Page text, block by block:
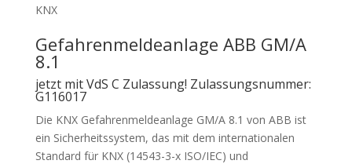
KNX
Gefahrenmeldeanlage ABB GM/A
8.1
jetzt mit VdS C Zulassung! Zulassungsnummer:
G116017
Die KNX Gefahrenmeldeanlage GM/A 8.1 von ABB ist
ein Sicherheitssystem, das mit dem internationalen
Standard für KNX (14543-3-x ISO/IEC) und